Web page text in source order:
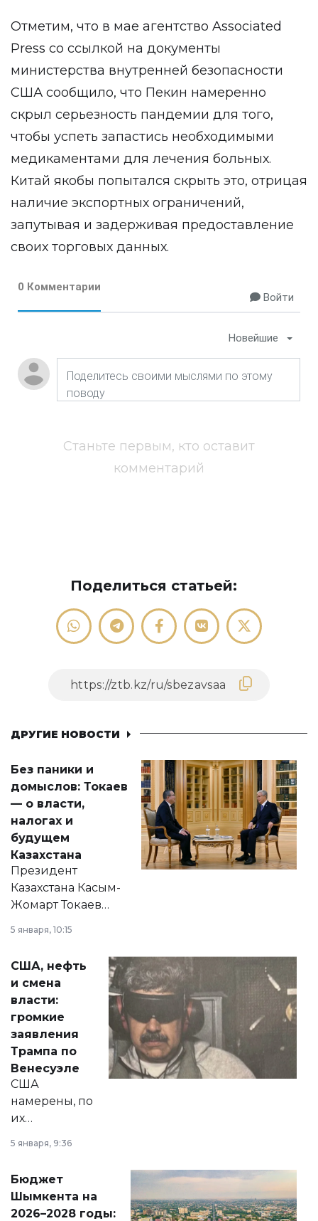
Отметим, что в мае агентство Associated
Press со ссылкой на документы
министерства внутренней безопасности
США сообщило, что Пекин намеренно
скрыл серьезность пандемии для того,
чтобы успеть запастись необходимыми
медикаментами для лечения больных.
Китай якобы попытался скрыть это, отрицая
наличие экспортных ограничений,
запутывая и задерживая предоставление
своих торговых данных.
0 Комментарии
Войти
Новейшие
Станьте первым, кто оставит
комментарий
Поделиться статьей:
ДРУГИЕ НОВОСТИ
Без паники и
домыслов: Токаев
— о власти,
налогах и
будущем
Казахстана
Президент
Казахстана Касым-
Жомарт Токаев
сразу несколько
актуальных тем —
от слухов о
политических
реформах до
вопросов армии,
экономики и
личного здоровья.
5 января, 10:15
США, нефть
и смена
власти:
громкие
заявления
Трампа по
Венесуэле
США
намерены, по
их
принести
народу
Венесуэлы.
5 января, 9:36
Бюджет
Шымкента на
2026–2028 годы: